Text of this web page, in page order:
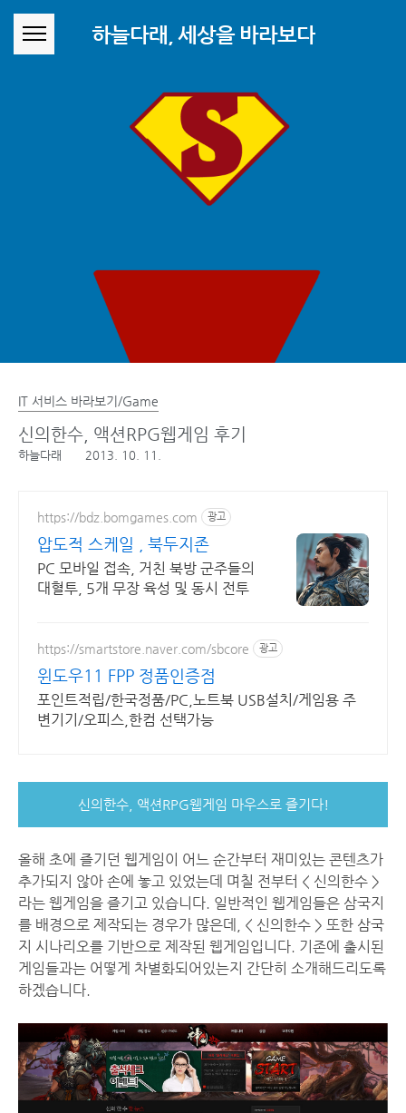
하늘다래, 세상을 바라보다
IT 서비스 바라보기/Game
신의한수, 액션RPG웹게임 후기
하늘다래 2013. 10. 11.
https://bdz.bomgames.com 광고
압도적 스케일 , 북두지존
PC 모바일 접속, 거친 북방 군주들의
대혈투, 5개 무장 육성 및 동시 전투
https://smartstore.naver.com/sbcore 광고
윈도우11 FPP 정품인증점
포인트적립/한국정품/PC,노트북 USB설치/게임용 주
변기기/오피스,한컴 선택가능
신의한수, 액션RPG웹게임 마우스로 즐기다!
올해 초에 즐기던 웹게임이 어느 순간부터 재미있는 콘텐츠가
추가되지 않아 손에 놓고 있었는데 며칠 전부터 < 신의한수 >
라는 웹게임을 즐기고 있습니다. 일반적인 웹게임들은 삼국지
를 배경으로 제작되는 경우가 많은데, < 신의한수 > 또한 삼국
지 시나리오를 기반으로 제작된 웹게임입니다. 기존에 출시된
게임들과는 어떻게 차별화되어있는지 간단히 소개해드리도록
하겠습니다.